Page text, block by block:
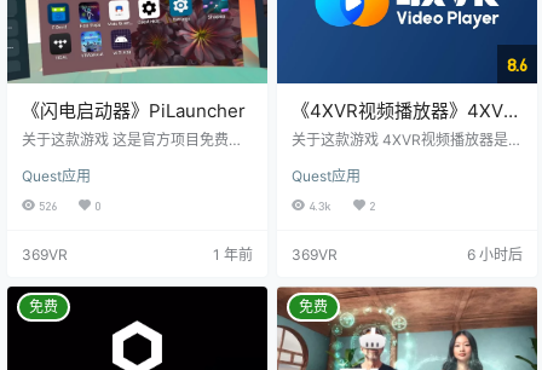
《闪电启动器》PiLauncher
关于这款游戏 这是官方项目免费下
网络：https://github.com/threetha
n/LightningLauncher/releases/ta
g/2.1.1 如果您无法从官方项目中下
合版本进行安装。 LightningLaunc
器，支持官方和第三方应用程序和
游戏。 它的构建侧重于速…
Quest应用
526 0
369VR 1 年前
8.6
《4XVR视频播放器》4XVR
Video Player
关于这款游戏 4XVR视频播放器是一
3D电影和VR视频提供4倍清晰度的
体验。它是目前唯一支持MVC 3D
解码的VR视频播放器。 该视频播放
示技术：观影电影和VR视频时，您
持MVC 3D解码的VR视频播放器：
它能够流畅播放支持MVC 3D解码
的文件格式，如ISO、SSIF、mkv、
m2ts、ts、mts…
Quest应用
4.3k 2
369VR 6 小时后
免费 免费